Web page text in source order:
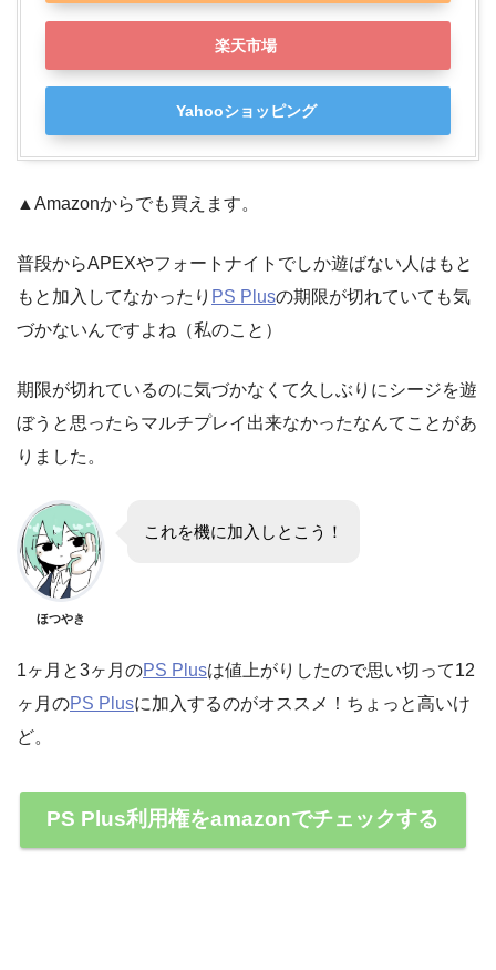
楽天市場
Yahooショッピング
▲Amazonからでも買えます。
普段からAPEXやフォートナイトでしか遊ばない人はもと
もと加入してなかったり PS Plusの期限が切れていても気
づかないんですよね（私のこと）
期限が切れているのに気づかなくて久しぶりにシージを遊
ぼうと思ったらマルチプレイ出来なかったなんてことがあ
りました。
ほつやき
これを機に加入しとこう！
1ヶ月と3ヶ月のPS Plusは値上がりしたので思い切って12
ヶ月のPS Plusに加入するのがオススメ！ちょっと高いけ
ど。
PS Plus利用権をamazonでチェックする